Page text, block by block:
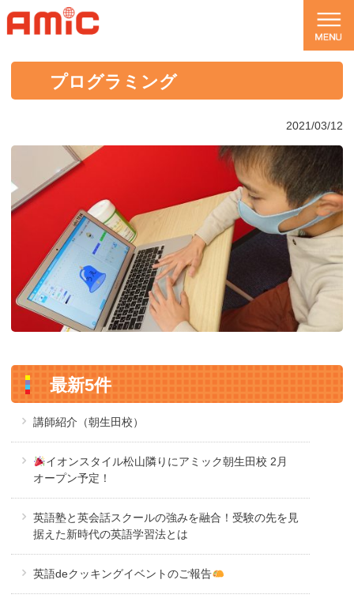
プログラミング
2021/03/12
最新5件
講師紹介（朝生田校）
イオンスタイル松山隣りにアミック朝生田校 2月
オープン予定！
英語塾と英会話スクールの強みを融合！受験の先を見
据えた新時代の英語学習法とは
英語deクッキングイベントのご報告